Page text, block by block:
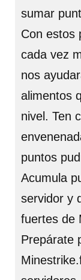
sumar
Con estos
cada vez
nos
alimentos
nivel. Ten
puntos
Acumula
servidor y
fuertes de
Prepárate